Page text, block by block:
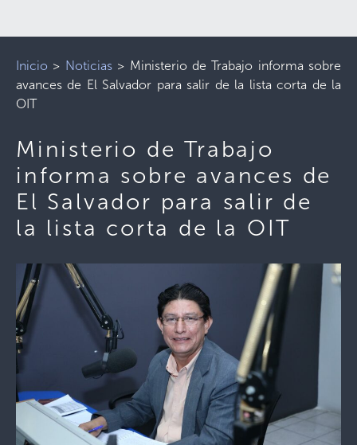
Inicio > Noticias> Ministerio de Trabajo informa sobre
avances de El Salvador para salir de la lista corta de la
OIT
Ministerio de Trabajo
informa sobre avances de
El Salvador para salir de
la lista corta de la OIT